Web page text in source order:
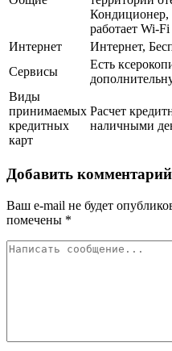
Кондиционер,
работает Wi-Fi
Интернет
Интернет,
Сервисы
Есть
Виды
принимаемых
кредитных
карт
Расчет
наличными
Добавить комментарий
Ваш e-mail не будет
помечены *